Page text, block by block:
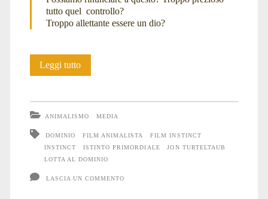
tutto quel controllo?
Troppo allettante essere un dio?
Leggi tuttoDominio
ANIMALISMO MEDIA
DOMINIO FILM ANIMALISTA
FILM INSTINCT
INSTINCT
ISTINTO PRIMORDIALE
JON TURTELTAUB
LOTTA AL DOMINIO
LASCIA UN COMMENTO